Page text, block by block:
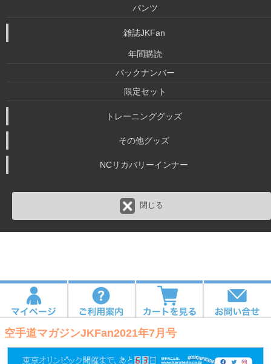
パンツ
雑誌JKFan
年間購読
バックナンバー
限定セット
トレーニンググッズ
その他グッズ
NCリカバリーインナー
閉じる
空手道マガジンJKFan2021年7月号